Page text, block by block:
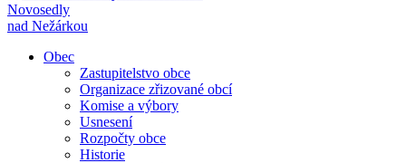
Novosedly
nad Nežárkou
Obec
Zastupitelstvo obce
Organizace zřizované obcí
Komise a výbory
Usnesení
Rozpočty obce
Historie